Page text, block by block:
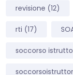
revisione (12)
rti (17)
soccorso